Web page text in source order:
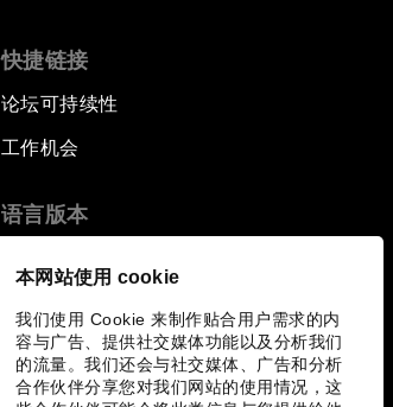
本网站使用 cookie
我们使用 Cookie 来制作贴合用户需求的内
容与广告、提供社交媒体功能以及分析我们
的流量。我们还会与社交媒体、广告和分析
合作伙伴分享您对我们网站的使用情况，这
快捷链接
论坛可持续性
工作机会
语言版本